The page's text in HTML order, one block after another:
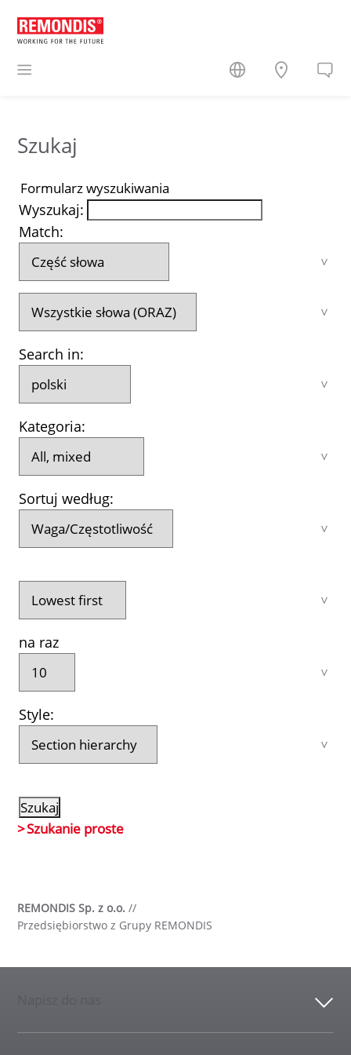
Szukaj
Formularz wyszukiwania
Wyszukaj:
Match:
Search in:
Kategoria:
Sortuj według:
na raz
Style:
Szukanie proste
REMONDIS Sp. z o.o. //
Przedsiębiorstwo z Grupy REMONDIS